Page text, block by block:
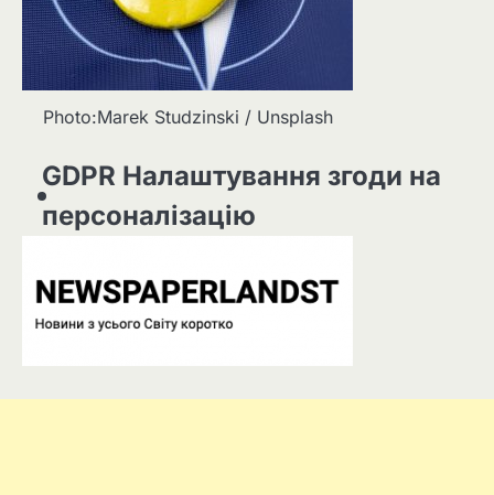
Photo:Marek Studzinski / Unsplash
GDPR Налаштування згоди на
персоналізацію